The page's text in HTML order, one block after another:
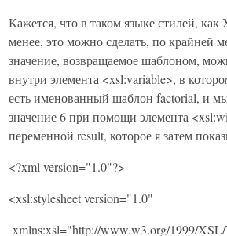
Кажется, что в таком языке стилей,
менее, это можно сделать, по крайней
значение, возвращаемое шаблоном,
внутри элемента <xsl:variable>, в
есть именованный шаблон factorial, и
значение 6 при помощи элемента
переменной result, которое я затем
<?xml version="1.0"?>
<xsl:stylesheet version="1.0"
xmlns:xsl="http://www.w3.org/1999/